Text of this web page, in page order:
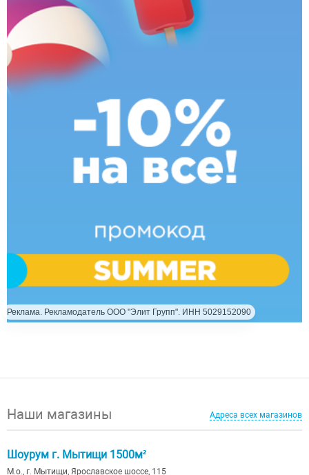
Реклама. Рекламодатель ООО "Элит Групп". ИНН 5029152090
Наши магазины Адреса всех магазинов
Шоурум г. Мытищи 1500м²
М.о., г. Мытищи, Ярославское шоссе, 115